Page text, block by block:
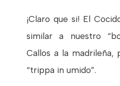
¡Claro que si! El
similar a nuestro
Callos a la madrileña,
“trippa in umido”.